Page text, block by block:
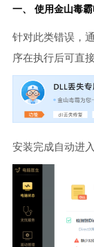
一、 使用金山毒霸
针对此类错误，
序在执行后可直
安装完成自动进